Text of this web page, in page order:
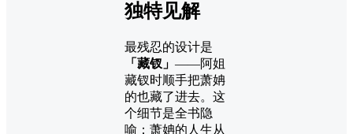
独特见解
最残忍的设计是
「藏钗」 ——阿姐
藏钗时顺手把萧姌
的也藏了进去。这
个细节是全书隐
喻：萧姌的人生从